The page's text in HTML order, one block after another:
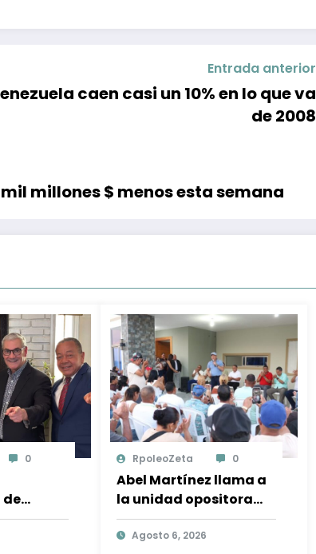
Entrada anterior
caen casi un 10% en lo que va
de 2008
millones $ menos esta semana
0
el
RpoleoZeta 0
Abel Martínez llama a
la unidad opositora
para desplazar al PRM
y recuperar la
Agosto 6, 2026